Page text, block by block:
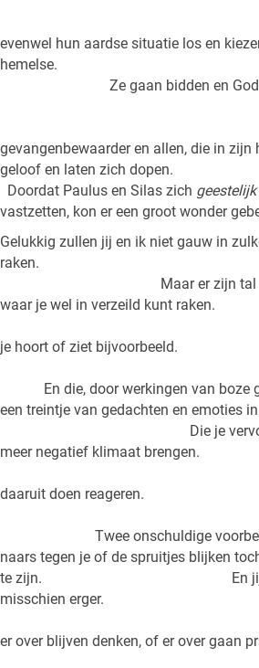
Ze
evenwel hun aardse situatie los en
Ze gaan bidden en
Ze komen
gevangenbewaarder en allen, die in zijn
geloof en laten
Doordat Paulus en Silas zich geestelijk
vastzetten, kon er een groot wonder
Gelukkig zullen jij en ik niet gauw in
Maar er zijn tal van
waar je wel in
Door
je hoort of ziet
En die, door werkingen van boze
een treintje van gedachten en
Die je vervolgens in
meer negatief
En
daaruit doen
Twee onschuldige
naars tegen je of de spruitjes blijken
te zijn. En jij je maar
misschien
er over blijven denken, of er over